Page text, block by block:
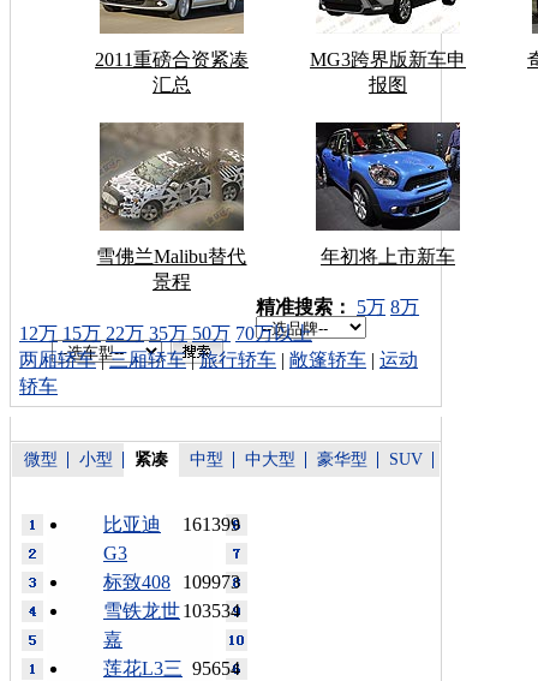
2011重磅合资紧凑
汇总
MG3跨界版新车申
报图
雪佛兰Malibu替代
景程
年初将上市新车
车型搜索：
精准搜索： 5万 8万
12万 15万 22万 35万 50万 70万以上
两厢轿车|三厢轿车|旅行轿车 | 敞篷轿车 | 运动
轿车
微型 小型 紧凑 中型 中大型 豪华型 SUV
161399
比亚迪
G3
109973
标致408
103534
雪铁龙世
嘉
95654
莲花L3三